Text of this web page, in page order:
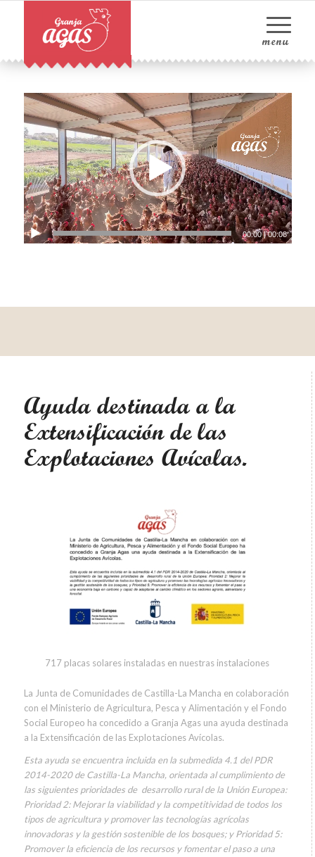
00:00|00:08
Ayuda destinada a la
Extensificación de las
Explotaciones Avícolas.
717 placas solares instaladas en nuestras instalaciones
La Junta de Comunidades de Castilla-La Mancha en colaboración
con el Ministerio de Agricultura, Pesca y Alimentación y el Fondo
Social Europeo ha concedido a Granja Agas una ayuda destinada
a la Extensificación de las Explotaciones Avícolas.
Esta ayuda se encuentra incluida en la submedida 4.1 del PDR
2014-2020 de Castilla-La Mancha, orientada al cumplimiento de
las siguientes prioridades de desarrollo rural de la Unión Europea:
Prioridad 2: Mejorar la viabilidad y la competitividad de todos los
tipos de agricultura y promover las tecnologías agrícolas
innovadoras y la gestión sostenible de los bosques; y Prioridad 5:
Promover la eficiencia de los recursos y fomentar el paso a una